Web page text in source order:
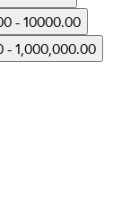
- 10000.00
- 1,000,000.00